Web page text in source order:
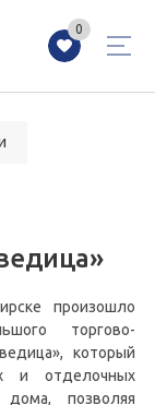
0
Контакты
произошло
торгово-
который
и отделочных
позволяя